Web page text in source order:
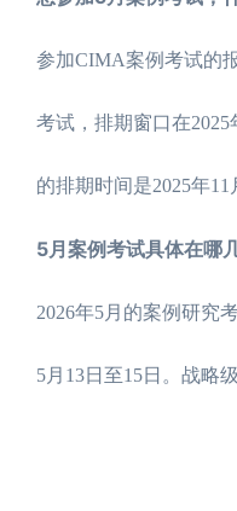
参加CIMA案例考试的
考试，排期窗口在2025
的排期时间是2025年
5月案例考试具体在哪
2026年5月的案例研究
5月13日至15日。战略